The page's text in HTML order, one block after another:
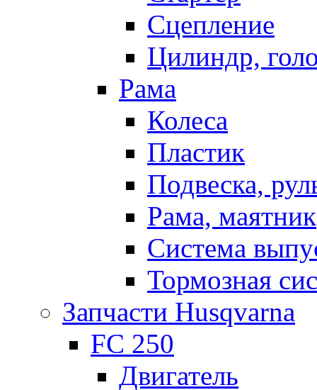
Сцепление
Цилиндр,
Рама
Колеса
Пластик
Подвеска,
Рама, маятник
Система
Тормозная
Запчасти Husqvarna
FC 250
Двигатель